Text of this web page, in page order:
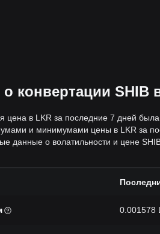
конвертации SHIB
цена в LKR за последние 7 дней
и минимумами цены в LKR за
данные о волатильности и цене
0.001578